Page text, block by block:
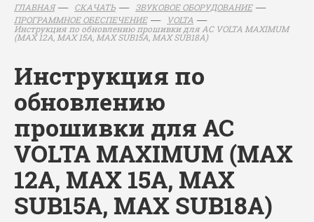
ГЛАВНАЯ СКАЧАТЬ
ЗВУКОВОЕ ОБОРУДОВАНИЕ
ПРОГРАММНОЕ ОБЕСПЕЧЕНИЕ
VOLTA
Инструкция по обновлению прошивки для АС VOLTA MAXIMUM
(MAX 12A, MAX 15A, MAX SUB15A, MAX SUB18A)
Инструкция по
обновлению
прошивки для АС
VOLTA MAXIMUM (MAX
12A, MAX 15A, MAX
SUB15A, MAX SUB18A)